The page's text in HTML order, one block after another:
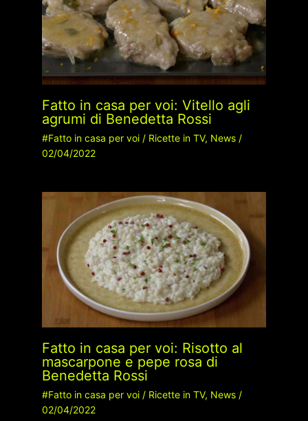
Fatto in casa per voi: Vitello agli
agrumi di Benedetta Rossi
#Fatto in casa per voi/ Ricette in TV, News/
02/04/2022
Fatto in casa per voi: Risotto al
mascarpone e pepe rosa di
Benedetta Rossi
#Fatto in casa per voi/ Ricette in TV, News/
02/04/2022